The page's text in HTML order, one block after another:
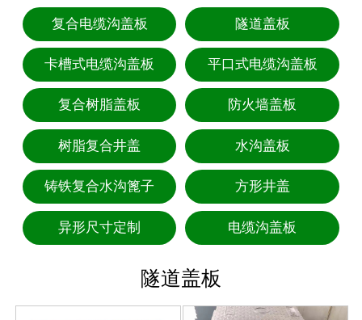
在线留言
联系我们
复合电缆沟盖板 隧道盖板
卡槽式电缆沟盖板 平口式电缆沟盖板
复合树脂盖板 防火墙盖板
树脂复合井盖 水沟盖板
铸铁复合水沟篦子 方形井盖
异形尺寸定制 电缆沟盖板
隧道盖板